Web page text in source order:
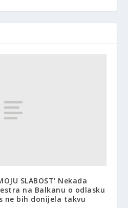
SLABOST' Nekada
na Balkanu o odlasku
ne bih donijela takvu